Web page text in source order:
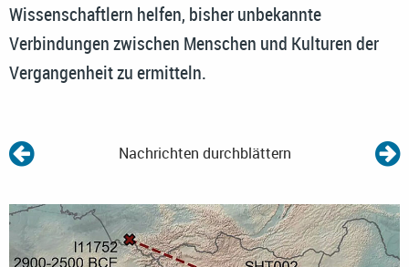
Wissenschaftlern helfen, bisher unbekannte
Verbindungen zwischen Menschen und Kulturen der
Vergangenheit zu ermitteln.
Nachrichten durchblättern